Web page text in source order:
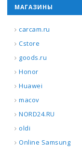
МАГАЗИНЫ
carcam.ru
Cstore
goods.ru
Honor
Huawei
macov
NORD24.RU
oldi
Online Samsung